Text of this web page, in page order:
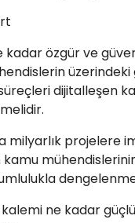
kadar özgür ve
dijitalleşen
milyarlık projelere
ne kadar